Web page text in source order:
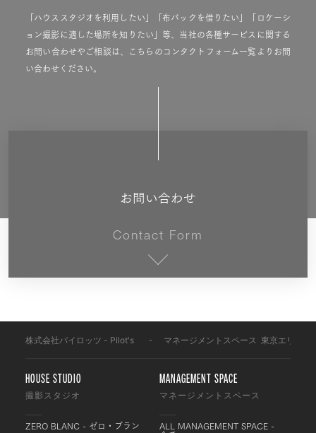
「ハウススタジオを利用したい」「布バックを借りたい」「ロケーシ
ョン撮影に適した場所を知りたい」等、当社の各種サービスに関する
お問い合わせやご相談は、こちらのコンタクトフォーム一覧よりお問
い合わせください。
お問い合わせ
Contact Form
株式会社パイロッツ - Pilot's マネージメントスペース 東京エリア
HOUSE STUDIO
撮影スタジオ
ZERO BLANC - ゼロ・ブラン
MANAGEMENT SPACE
マネージメントスペース
ALL MANAGEMENT SPACE -